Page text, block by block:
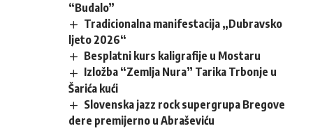
“Budalo”
Tradicionalna manifestacija „Dubravsko
ljeto 2026“
Besplatni kurs kaligrafije u Mostaru
Izložba “Zemlja Nura” Tarika Trbonje u
Šarića kući
Slovenska jazz rock supergrupa Bregove
dere premijerno u Abraševiću